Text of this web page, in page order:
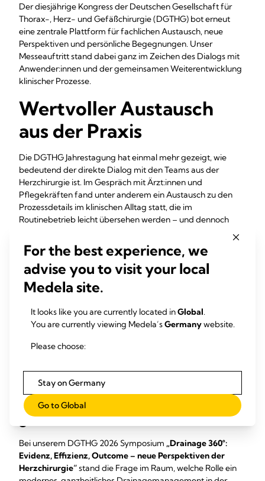
Der diesjährige Kongress der Deutschen Gesellschaft für
Thorax-, Herz- und Gefäßchirurgie (DGTHG) bot erneut
eine zentrale Plattform für fachlichen Austausch, neue
Perspektiven und persönliche Begegnungen. Unser
Messeauftritt stand dabei ganz im Zeichen des Dialogs mit
Anwender:innen und der gemeinsamen Weiterentwicklung
klinischer Prozesse.
Wertvoller Austausch
aus der Praxis
Die DGTHG Jahrestagung hat einmal mehr gezeigt, wie
bedeutend der direkte Dialog mit den Teams aus der
Herzchirurgie ist. Im Gespräch mit Ärzt:innen und
Pflegekräften fand unter anderem ein Austausch zu den
Prozessdetails im klinischen Alltag statt, die im
Routinebetrieb leicht übersehen werden – und dennoch
Ablaufsicherheit haben.
Gleichzeitig rückt die Thoraxdrainage als zentraler
Bestandteil des postoperativen Managements besonders in
den Fokus. Ihre Bedeutung für den weiteren Verlauf ist klar
und die Genesung der Patient:innen.
Versorgungspfade besser zu verstehen und gemeinsam
weiterzuentwickeln.
Symposium: Drainage
ganzheitlich denken
Bei unserem DGTHG 2026 Symposium „Drainage 360°:
Evidenz, Effizienz, Outcome – neue Perspektiven der
Herzchirurgie“stand die Frage im Raum, welche Rolle ein
For the best experience, we
advise you to visit your local
Medela site.
It looks like you are currently located inGlobal.
You are currently viewing Medela’sGermanywebsite.
Please choose:
Stay on Germany
Go to Global